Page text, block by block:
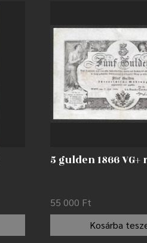
5 gulden 1866
55 000 Ft
Kosárba